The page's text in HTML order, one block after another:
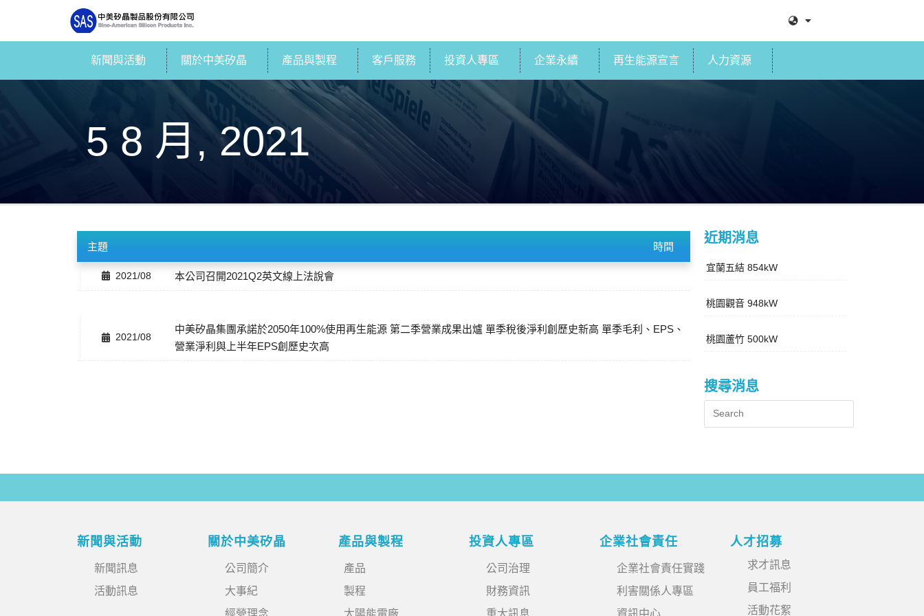
新聞與活動 關於中美矽晶 產品與製程 客戶服務 投資人專區 企業永續 再生能源宣言 人力資源
5 8 月, 2021
主題 時間
2021/08 本公司召開2021Q2英文線上法說會
2021/08
中美矽晶集團承諾於2050年100%使用再生能源 第二季營業成果出爐 單季稅後淨利創歷史新高 單季毛利、EPS、
營業淨利與上半年EPS創歷史次高
近期消息
宜蘭五結 854kW
桃園觀音 948kW
桃園蘆竹 500kW
搜尋消息
新聞與活動
新聞訊息
活動訊息
關於中美矽晶
公司簡介
大事紀
經營理念
產品與製程
產品
製程
太陽能電廠
投資人專區
公司治理
財務資訊
重大訊息
企業社會責任
企業社會責任實踐
利害關係人專區
資訊中心
人才招募
求才訊息
員工福利
活動花絮